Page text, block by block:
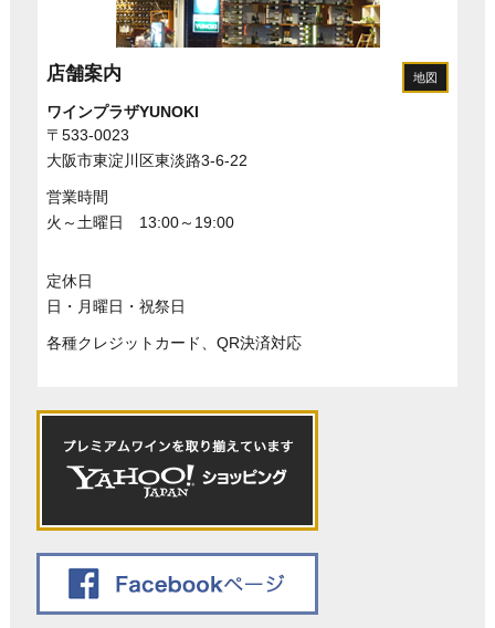
店舗案内 地図
ワインプラザYUNOKI
〒533-0023
大阪市東淀川区東淡路3-6-22
営業時間
火～土曜日 13:00～19:00
定休日
日・月曜日・祝祭日
各種クレジットカード、QR決済対応